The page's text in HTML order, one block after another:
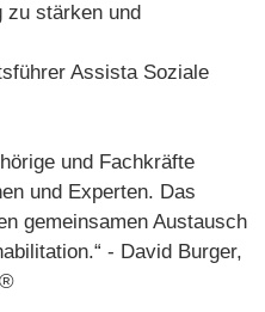
zu stärken und
Assista Soziale
und Fachkräfte
und Experten. Das
gemeinsamen Austausch
- David Burger,